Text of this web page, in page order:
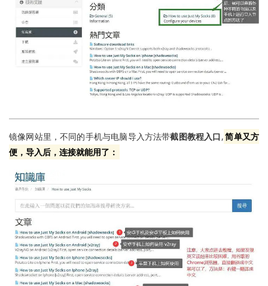
镜像网站里，不同的手机与电脑导入方法带截图教程入口,简单又方
便，导入后，连接就能用了：